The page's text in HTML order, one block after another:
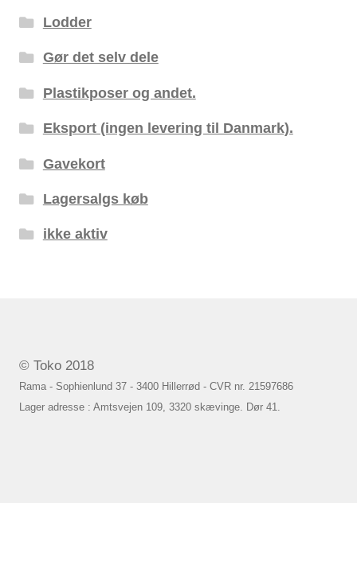
Lodder
Gør det selv dele
Plastikposer og andet.
Eksport (ingen levering til Danmark).
Gavekort
Lagersalgs køb
ikke aktiv
© Toko 2018
Rama - Sophienlund 37 - 3400 Hillerrød - CVR nr. 21597686
Lager adresse : Amtsvejen 109, 3320 skævinge. Dør 41.